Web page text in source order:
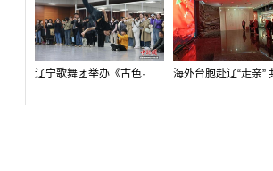
辽宁歌舞团举办《古色·国宝辽宁》排练开放日活动